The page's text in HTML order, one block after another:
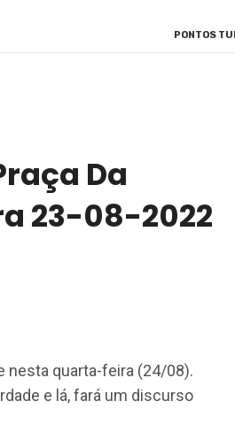
PONTOS
Da
23-08-2022
nesta quarta-feira (24/08).
e lá, fará um discurso